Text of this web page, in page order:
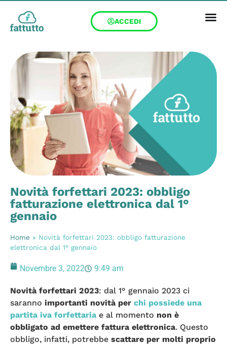
ACCEDI
Novità forfettari 2023: obbligo
fatturazione elettronica dal 1°
gennaio
Home » Novità forfettari 2023: obbligo fatturazione
elettronica dal 1° gennaio
Novembre 3, 2022 9:49 am
Novità forfettari 2023: dal 1° gennaio 2023 ci
saranno importanti novità per chi possiede una
partita iva forfettaria e al momento non è
obbligato ad emettere fattura elettronica. Questo
obbligo, infatti, potrebbe scattare per molti proprio